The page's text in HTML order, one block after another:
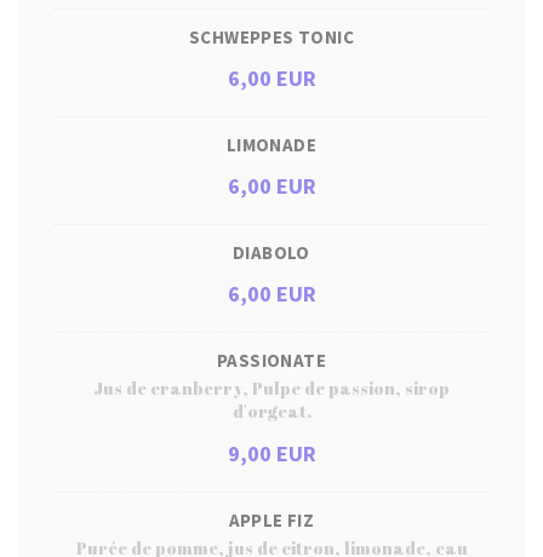
SCHWEPPES TONIC
6,00 EUR
LIMONADE
6,00 EUR
DIABOLO
6,00 EUR
PASSIONATE
Jus de cranberry, Pulpe de passion, sirop
d'orgeat.
9,00 EUR
APPLE FIZ
Purée de pomme, jus de citron, limonade, eau